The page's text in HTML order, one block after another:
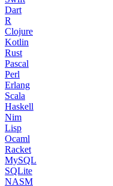
Dart
R
Clojure
Kotlin
Rust
Pascal
Perl
Erlang
Scala
Haskell
Nim
Lisp
Ocaml
Racket
MySQL
SQLite
NASM